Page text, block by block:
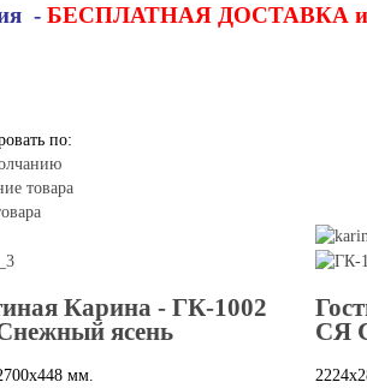
- БЕСПЛАТНАЯ ДОСТАВКА и
по:
товара
Карина - ГК-1002
ясень
мм.
СЯ